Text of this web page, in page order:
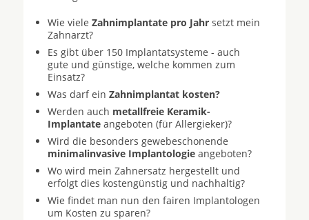
Wie viele Zahnimplantate pro Jahr setzt mein
Zahnarzt?
Es gibt über 150 Implantatsysteme - auch
gute und günstige, welche kommen zum
Einsatz?
Was darf ein Zahnimplantat kosten?
Werden auch metallfreie Keramik-
Implantate angeboten (für Allergieker)?
Wird die besonders gewebeschonende
minimalinvasive Implantologie angeboten?
Wo wird mein Zahnersatz hergestellt und
erfolgt dies kostengünstig und nachhaltig?
Wie findet man nun den fairen Implantologen
um Kosten zu sparen?